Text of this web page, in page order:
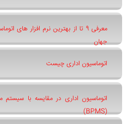
معرفی 9 تا از بهترین نرم افزار های
جهان
اتوماسیون اداری چیست
اتوماسیون اداری در مقایسه با سیستم
(BPMS)